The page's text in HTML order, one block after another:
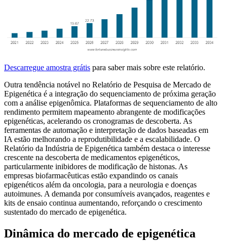
Descarregue amostra grátis para saber mais sobre este relatório.
Outra tendência notável no Relatório de Pesquisa de Mercado de
Epigenética é a integração do sequenciamento de próxima geração
com a análise epigenômica. Plataformas de sequenciamento de alto
rendimento permitem mapeamento abrangente de modificações
epigenéticas, acelerando os cronogramas de descoberta. As
ferramentas de automação e interpretação de dados baseadas em
IA estão melhorando a reprodutibilidade e a escalabilidade. O
Relatório da Indústria de Epigenética também destaca o interesse
crescente na descoberta de medicamentos epigenéticos,
particularmente inibidores de modificação de histonas. As
empresas biofarmacêuticas estão expandindo os canais
epigenéticos além da oncologia, para a neurologia e doenças
autoimunes. A demanda por consumíveis avançados, reagentes e
kits de ensaio continua aumentando, reforçando o crescimento
sustentado do mercado de epigenética.
Dinâmica do mercado de epigenética